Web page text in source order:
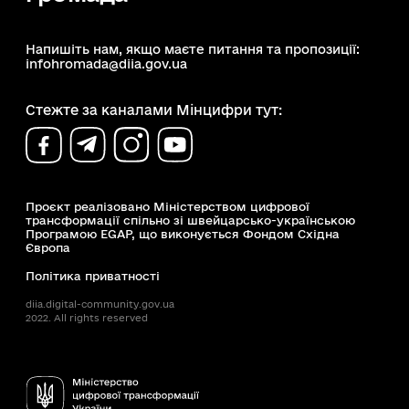
Напишіть нам, якщо маєте питання та пропозиції:
infohromada@diia.gov.ua
Стежте за каналами Мінцифри тут:
Проєкт реалізовано Міністерством цифрової
трансформації спільно зі швейцарсько-українською
Програмою EGAP, що виконується Фондом Східна
Європа
Політика приватності
diia.digital-community.gov.ua
2022. All rights reserved